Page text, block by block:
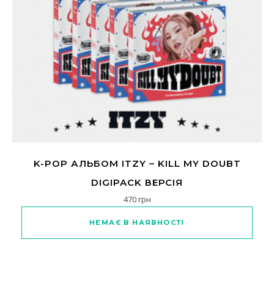
K-POP АЛЬБОМ ITZY – KILL MY DOUBT
DIGIPACK ВЕРСІЯ
470грн
НЕМАЄ В НАЯВНОСТІ